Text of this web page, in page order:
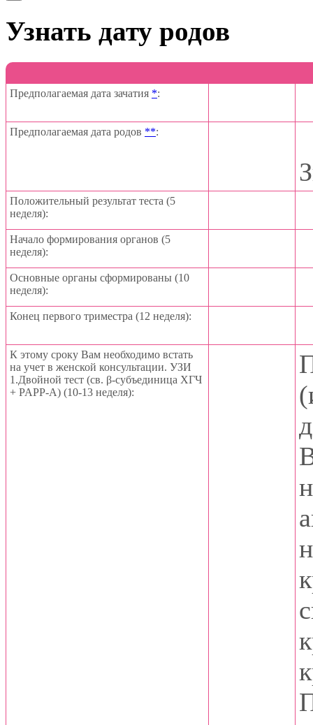
Узнать дату родов
Предполагаемая дата зачатия *:
Предполагаемая дата родов **:
Положительный результат теста (5
неделя):
Начало формирования органов (5
неделя):
Основные органы сформированы (10
неделя):
Конец первого триместра (12 неделя):
К этому сроку Вам необходимо встать
на учет в женской консультации. УЗИ
1.Двойной тест (св. β-субъединица ХГЧ
+ PAPP-A) (10-13 неделя):